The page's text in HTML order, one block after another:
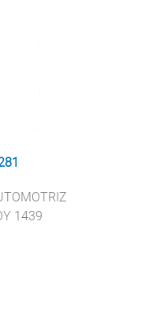
1439